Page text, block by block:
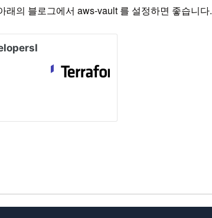
의 블로그에서 aws-vault 를 설정하면 좋습니다.